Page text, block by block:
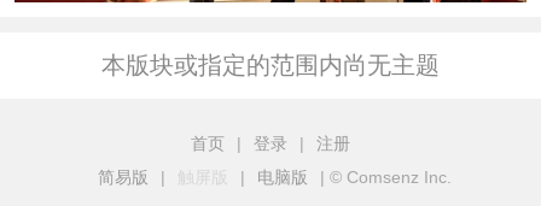
本版块或指定的范围内尚无主题
首页 | 登录 |
注册
简易版
| 触屏版 | 电脑版 | © Comsenz Inc.